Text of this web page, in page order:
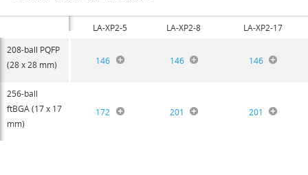
LA-XP2-5 LA-XP2-8
LA-XP2-17
208-ball PQFP
(28 x 28 mm)
146 146 146
256-ball
ftBGA (17 x 17
mm)
172 201 201